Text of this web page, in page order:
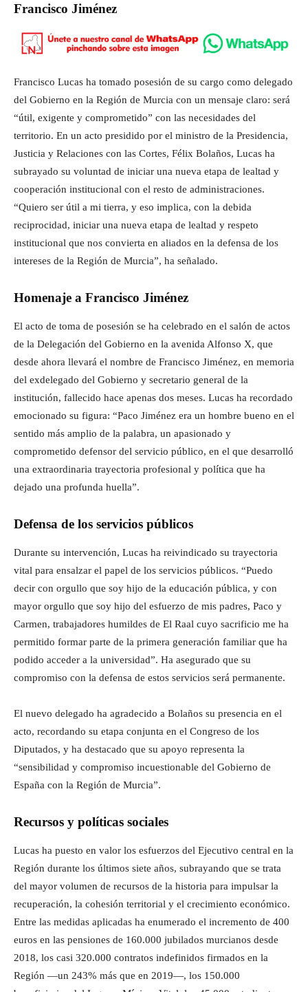
Francisco Jiménez
Francisco Lucas ha tomado posesión de su cargo como delegado
del Gobierno en la Región de Murcia con un mensaje claro: será
“útil, exigente y comprometido” con las necesidades del
territorio. En un acto presidido por el ministro de la Presidencia,
Justicia y Relaciones con las Cortes, Félix Bolaños, Lucas ha
subrayado su voluntad de iniciar una nueva etapa de lealtad y
cooperación institucional con el resto de administraciones.
“Quiero ser útil a mi tierra, y eso implica, con la debida
reciprocidad, iniciar una nueva etapa de lealtad y respeto
institucional que nos convierta en aliados en la defensa de los
intereses de la Región de Murcia”, ha señalado.
Homenaje a Francisco Jiménez
El acto de toma de posesión se ha celebrado en el salón de actos
de la Delegación del Gobierno en la avenida Alfonso X, que
desde ahora llevará el nombre de Francisco Jiménez, en memoria
del exdelegado del Gobierno y secretario general de la
institución, fallecido hace apenas dos meses. Lucas ha recordado
emocionado su figura: “Paco Jiménez era un hombre bueno en el
sentido más amplio de la palabra, un apasionado y
comprometido defensor del servicio público, en el que desarrolló
una extraordinaria trayectoria profesional y política que ha
dejado una profunda huella”.
Defensa de los servicios públicos
Durante su intervención, Lucas ha reivindicado su trayectoria
vital para ensalzar el papel de los servicios públicos. “Puedo
decir con orgullo que soy hijo de la educación pública, y con
mayor orgullo que soy hijo del esfuerzo de mis padres, Paco y
Carmen, trabajadores humildes de El Raal cuyo sacrificio me ha
permitido formar parte de la primera generación familiar que ha
podido acceder a la universidad”. Ha asegurado que su
compromiso con la defensa de estos servicios será permanente.
El nuevo delegado ha agradecido a Bolaños su presencia en el
acto, recordando su etapa conjunta en el Congreso de los
Diputados, y ha destacado que su apoyo representa la
“sensibilidad y compromiso incuestionable del Gobierno de
España con la Región de Murcia”.
Recursos y políticas sociales
Lucas ha puesto en valor los esfuerzos del Ejecutivo central en la
Región durante los últimos siete años, subrayando que se trata
del mayor volumen de recursos de la historia para impulsar la
recuperación, la cohesión territorial y el crecimiento económico.
Entre las medidas aplicadas ha enumerado el incremento de 400
euros en las pensiones de 160.000 jubilados murcianos desde
2018, los casi 320.000 contratos indefinidos firmados en la
Región —un 243% más que en 2019—, los 150.000